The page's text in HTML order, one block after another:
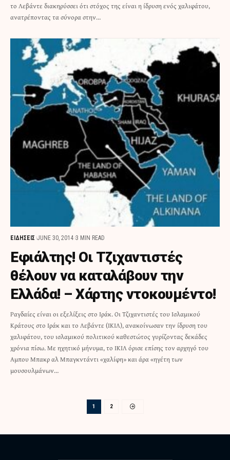
το Λεβάντε διακηρύσσει ότι στόχος της είναι η ίδρυση ενός χαλιφάτου,
ανατρέποντας τα σύνορα στην…
ΕΙΔΗΣΕΙΣ JUNE 30, 2014 3 MIN READ
Εφιάλτης! Οι Τζιχαντιστές
θέλουν να καταλάβουν την
Ελλάδα! – Χάρτης ντοκουμέντο!
Ραγδαίες είναι οι εξελίξεις στο Ιράκ. Οι Τζιχαντιστές του Ισλαμικού
Κράτους στο Ιράκ και το Λεβάντε (ΙΚΙΛ), ανακοίνωσαν την ίδρυση του
χαλιφάτου, του ισλαμικού πολιτικού καθεστώτος γυρίζοντας δεκάδες
χρόνια πίσω. Με ηχητικό μήνυμα, το ΙΚΙΛ όρισε επίσης τον αρχηγό του
Αμπου Μπακρ αλ Μπαγκντάντι «χαλίφη» και άρα «ηγέτη των
μουσουλμάνων…
1 2